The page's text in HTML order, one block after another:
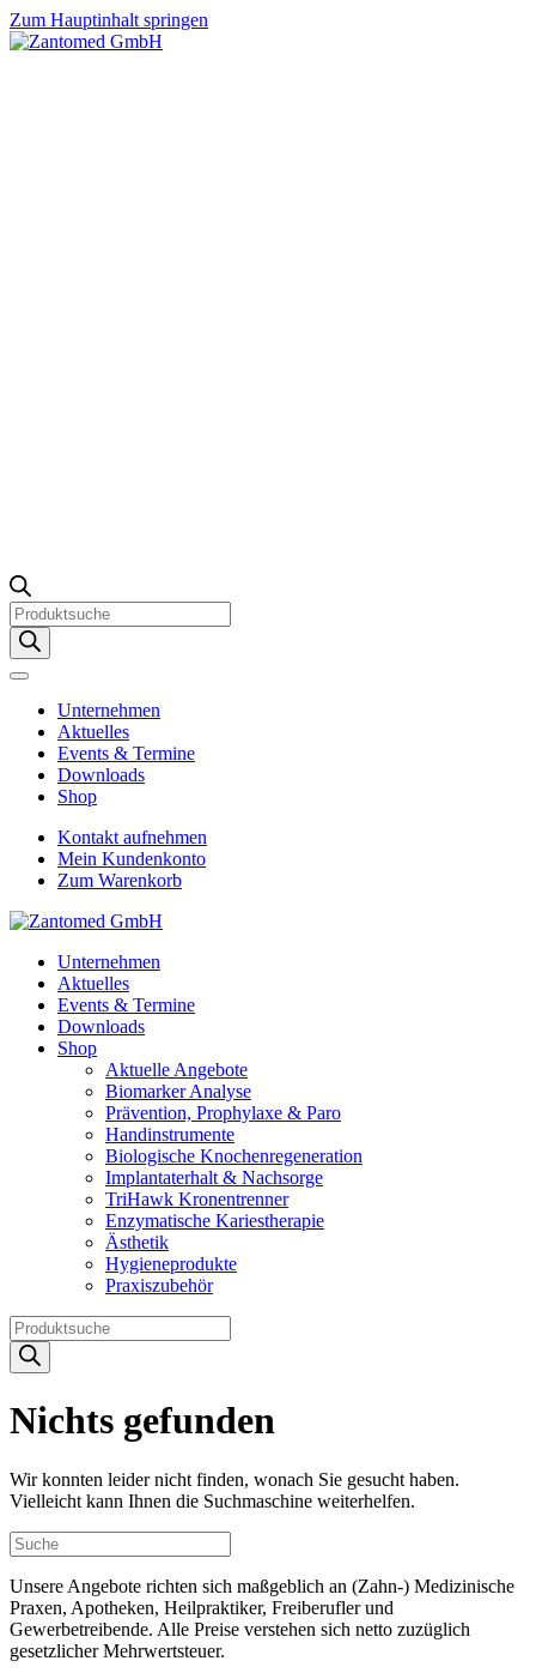
Zum Hauptinhalt springen
Products
search
Unternehmen
Aktuelles
Events & Termine
Downloads
Shop
Kontakt aufnehmen
Mein Kundenkonto
Zum Warenkorb
Unternehmen
Aktuelles
Events & Termine
Downloads
Shop
Aktuelle Angebote
Biomarker Analyse
Prävention, Prophylaxe & Paro
Handinstrumente
Biologische Knochenregeneration
Implantaterhalt & Nachsorge
TriHawk Kronentrenner
Enzymatische Kariestherapie
Ästhetik
Hygieneprodukte
Praxiszubehör
Products
search
Nichts gefunden
Wir konnten leider nicht finden, wonach Sie gesucht haben.
Vielleicht kann Ihnen die Suchmaschine weiterhelfen.
Unsere Angebote richten sich maßgeblich an (Zahn-) Medizinische
Praxen, Apotheken, Heilpraktiker, Freiberufler und
Gewerbetreibende. Alle Preise verstehen sich netto zuzüglich
gesetzlicher Mehrwertsteuer.